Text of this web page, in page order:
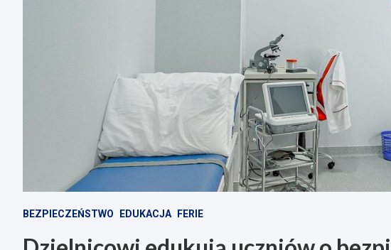
BEZPIECZEŃSTWO EDUKACJA FERIE